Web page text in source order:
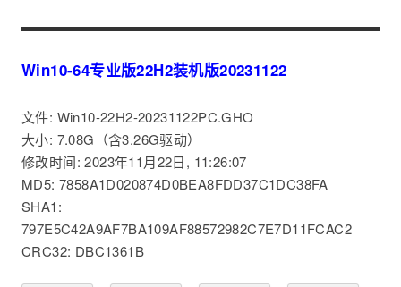
Win10-64专业版22H2装机版20231122
文件: Win10-22H2-20231122PC.GHO
大小: 7.08G（含3.26G驱动）
修改时间: 2023年11月22日, 11:26:07
MD5: 7858A1D020874D0BEA8FDD37C1DC38FA
SHA1:
797E5C42A9AF7BA109AF88572982C7E7D11FCAC2
CRC32: DBC1361B